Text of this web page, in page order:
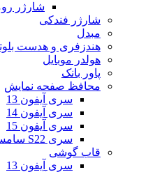
شارژر
شارژر فندکی
مبدل
هندزفری و هدست
هولدر موبایل
پاور بانک
محافظ صفحه نمایش
سری آیفون 13
سری آیفون 14
سری آیفون 15
سری S22 سامسونگ
قاب گوشی
سری آیفون 13